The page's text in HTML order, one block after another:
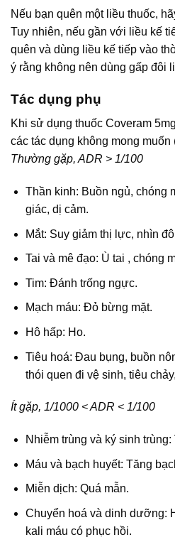
Nếu bạn quên một liều thuốc,
Tuy nhiên, nếu gần với liều kế
quên và dùng liều kế tiếp vào
ý rằng không nên dùng gấp đôi
Tác dụng phụ
Khi sử dụng thuốc Coveram
các tác dụng không mong muốn
Thường gặp, ADR > 1/100
Thần kinh: Buồn ngủ, chóng
giác, dị cảm.
Mắt: Suy giảm thị lực, nhìn
Tai và mê đạo: Ù tai , chóng
Tim: Đánh trống ngực.
Mạch máu: Đỏ bừng mặt.
Hô hấp: Ho.
Tiêu hoá: Đau bụng, buồn
thói quen đi vệ sinh, tiêu
Ít gặp, 1/1000 < ADR < 1/100
Nhiễm trùng và ký sinh trùng:
Máu và bạch huyết: Tăng
Miễn dịch: Quá mẫn.
Chuyển hoá và dinh dưỡng:
kali máu có phục hồi.